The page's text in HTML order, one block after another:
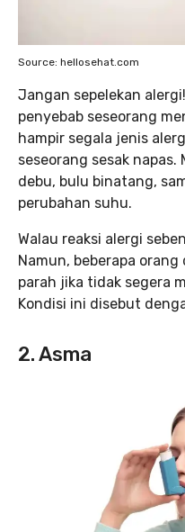
Source: hellosehat.com
Jangan sepelekan
penyebab seseorang
hampir segala jenis
seseorang sesak napas.
debu, bulu binatang,
perubahan suhu.
Walau reaksi alergi
Namun, beberapa
parah jika tidak segera
Kondisi ini disebut
2. Asma